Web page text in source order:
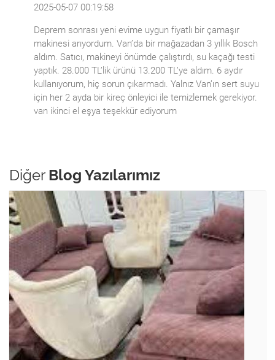
2025-05-07 00:19:58
Deprem sonrası yeni evime uygun fiyatlı bir çamaşır
makinesi arıyordum. Van’da bir mağazadan 3 yıllık Bosch
aldım. Satıcı, makineyi önümde çalıştırdı, su kaçağı testi
yaptık. 28.000 TL’lik ürünü 13.200 TL’ye aldım. 6 aydır
kullanıyorum, hiç sorun çıkarmadı. Yalnız Van’ın sert suyu
için her 2 ayda bir kireç önleyici ile temizlemek gerekiyor.
van ikinci el eşya teşekkür ediyorum
Diğer Blog Yazılarımız